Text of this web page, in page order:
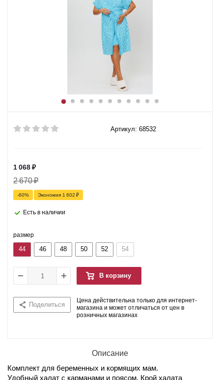
Артикул: 68532
1 068₽
2 670₽
-60% Экономия 1 602 ₽
Есть в наличии
размер
44 46 48 50 52 54
В корзину
Поделиться
Цена действительна только для интернет-
магазина и может отличаться от цен в
розничных магазинах
Описание
Комплект для беременных и кормящих мам.
Удобный халат с карманами и поясом. Крой халата